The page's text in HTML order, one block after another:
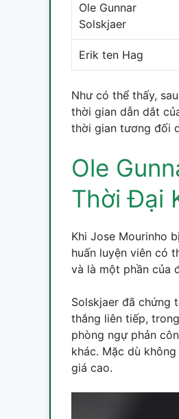
Ole Gunnar
Solskjaer
Erik ten Hag
Như có thể thấy,
thời gian dẫn dắt
thời gian tương đối
Ole
Thời Đại
Khi Jose Mourinho
huấn luyện viên có
và là một phần của
Solskjaer đã chứng
thắng liên tiếp,
phòng ngự phản
khác. Mặc dù
giá cao.